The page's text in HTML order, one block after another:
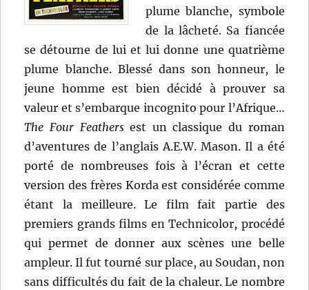
plume blanche, symbole
de la lâcheté. Sa fiancée
se détourne de lui et lui donne une quatrième
plume blanche. Blessé dans son honneur, le
jeune homme est bien décidé à prouver sa
valeur et s’embarque incognito pour l’Afrique…
The Four Feathersest un classique du roman
d’aventures de l’anglais A.E.W. Mason. Il a été
porté de nombreuses fois à l’écran et cette
version des frères Korda est considérée comme
étant la meilleure. Le film fait partie des
premiers grands films en Technicolor, procédé
qui permet de donner aux scènes une belle
ampleur. Il fut tourné sur place, au Soudan, non
sans difficultés du fait de la chaleur. Le nombre